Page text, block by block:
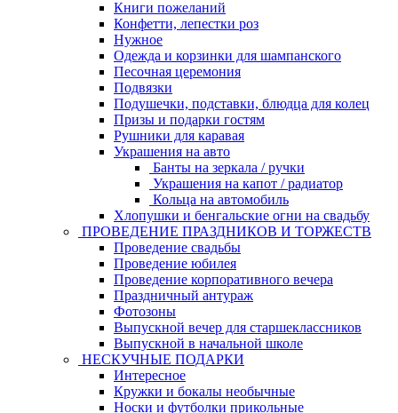
Книги пожеланий
Конфетти, лепестки роз
Нужное
Одежда и корзинки для шампанского
Песочная церемония
Подвязки
Подушечки, подставки, блюдца для колец
Призы и подарки гостям
Рушники для каравая
Украшения на авто
Банты на зеркала / ручки
Украшения на капот / радиатор
Кольца на автомобиль
Хлопушки и бенгальские огни на свадьбу
ПРОВЕДЕНИЕ ПРАЗДНИКОВ И ТОРЖЕСТВ
Проведение свадьбы
Проведение юбилея
Проведение корпоративного вечера
Праздничный антураж
Фотозоны
Выпускной вечер для старшеклассников
Выпускной в начальной школе
НЕСКУЧНЫЕ ПОДАРКИ
Интересное
Кружки и бокалы необычные
Носки и футболки прикольные